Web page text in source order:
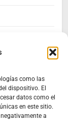
como las
dispositivo. El
datos como el
en este sitio.
a